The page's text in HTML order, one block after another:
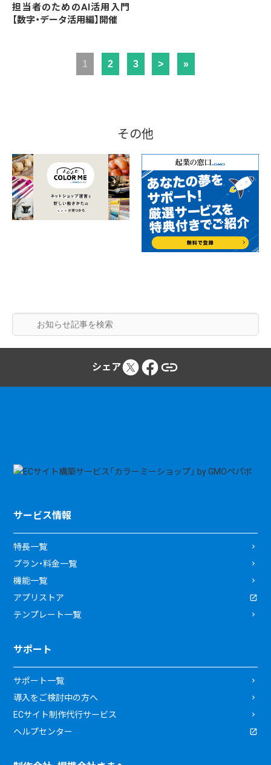
担当者のためのAI活用入門
【数字・データ活用編】開催
1 2 3 > »
その他
シェア
サービス情報
特長一覧
プラン・料金一覧
機能一覧
アプリストア
テンプレート一覧
サポート
サポート一覧
導入をご検討中の方へ
ECサイト制作代行サービス
ヘルプセンター